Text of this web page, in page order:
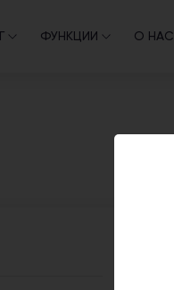
ФУНКЦИИ О НАС